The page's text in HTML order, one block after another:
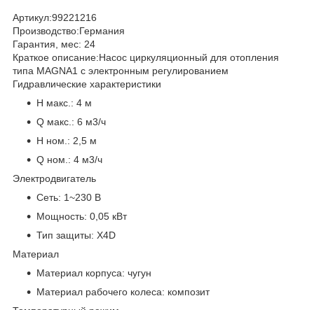
Артикул:99221216
Производство:Германия
Гарантия, мес: 24
Краткое описание:Насос циркуляционный для отопления
типа MAGNA1 с электронным регулированием
Гидравлические характеристики
H макс.: 4 м
Q макс.: 6 м3/ч
H ном.: 2,5 м
Q ном.: 4 м3/ч
Электродвигатель
Сеть: 1~230 В
Мощность: 0,05 кВт
Тип защиты: X4D
Материал
Материал корпуса: чугун
Материал рабочего колеса: композит